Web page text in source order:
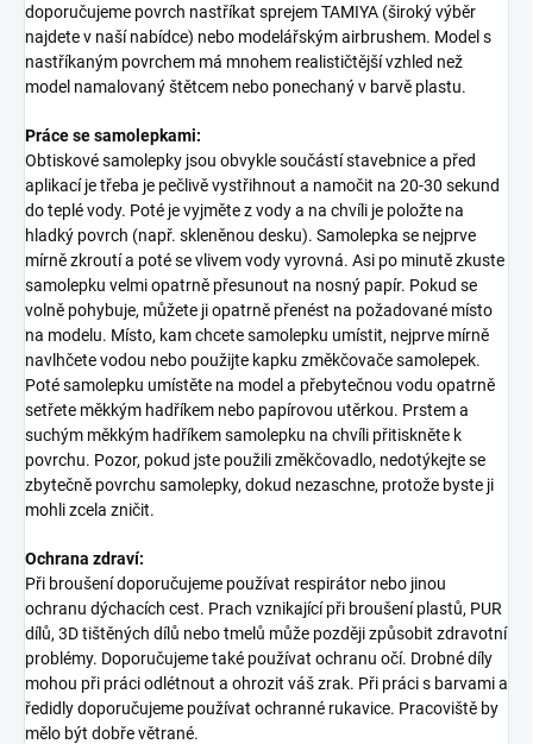
doporučujeme povrch nastříkat sprejem TAMIYA (široký výběr
najdete v naší nabídce) nebo modelářským airbrushem. Model s
nastříkaným povrchem má mnohem realističtější vzhled než
model namalovaný štětcem nebo ponechaný v barvě plastu.
Práce se samolepkami:
Obtiskové samolepky jsou obvykle součástí stavebnice a před
aplikací je třeba je pečlivě vystřihnout a namočit na 20-30 sekund
do teplé vody. Poté je vyjměte z vody a na chvíli je položte na
hladký povrch (např. skleněnou desku). Samolepka se nejprve
mírně zkroutí a poté se vlivem vody vyrovná. Asi po minutě zkuste
samolepku velmi opatrně přesunout na nosný papír. Pokud se
volně pohybuje, můžete ji opatrně přenést na požadované místo
na modelu. Místo, kam chcete samolepku umístit, nejprve mírně
navlhčete vodou nebo použijte kapku změkčovače samolepek.
Poté samolepku umístěte na model a přebytečnou vodu opatrně
setřete měkkým hadříkem nebo papírovou utěrkou. Prstem a
suchým měkkým hadříkem samolepku na chvíli přitiskněte k
povrchu. Pozor, pokud jste použili změkčovadlo, nedotýkejte se
zbytečně povrchu samolepky, dokud nezaschne, protože byste ji
mohli zcela zničit.
Ochrana zdraví:
Při broušení doporučujeme používat respirátor nebo jinou
ochranu dýchacích cest. Prach vznikající při broušení plastů, PUR
dílů, 3D tištěných dílů nebo tmelů může později způsobit zdravotní
problémy. Doporučujeme také používat ochranu očí. Drobné díly
mohou při práci odlétnout a ohrozit váš zrak. Při práci s barvami a
ředidly doporučujeme používat ochranné rukavice. Pracoviště by
mělo být dobře větrané.